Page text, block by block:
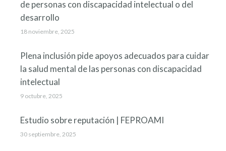
de personas con discapacidad intelectual o del
desarrollo
18 noviembre, 2025
Plena inclusión pide apoyos adecuados para cuidar
la salud mental de las personas con discapacidad
intelectual
9 octubre, 2025
Estudio sobre reputación | FEPROAMI
30 septiembre, 2025